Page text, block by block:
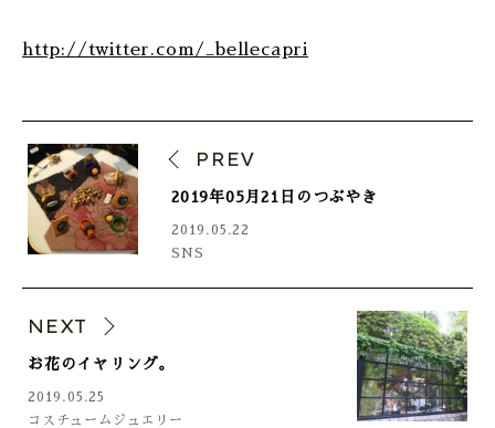
http://twitter.com/_bellecapri
PREV
2019年05月21日のつぶやき
2019.05.22
SNS
NEXT
お花のイヤリング。
2019.05.25
コスチュームジュエリー